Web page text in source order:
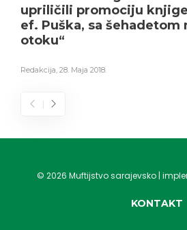
upriličili promociju knjige
ef. Puška, sa šehadetom
otoku“
Redakcija 28. Maja 2018.
© 2026 Muftijstvo sarajevsko |
KONTAKT